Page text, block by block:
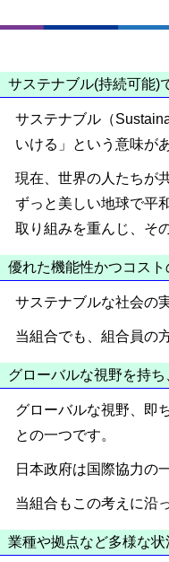
サステナブル(持続可能)
サステナブル（
いける」という意味が
現在、世界の人たちが
ずっと美しい地球で平
取り組みを重んじ、そ
優れた機能性かつコスト
サステナブルな社会の
当組合でも、組合員の
グローバルな視野を持ち
グローバルな視野、即
との一つです。
日本政府は国際協力の
当組合もこの考えに沿
業種や拠点など多様な状